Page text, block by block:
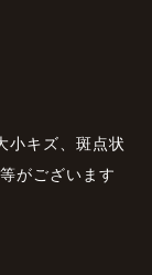
小キズ、斑点状
がございます